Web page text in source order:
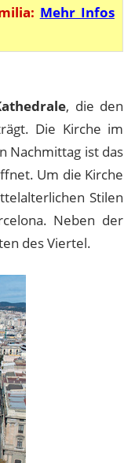
Mehr Infos
, die den
Die Kirche im
Nachmittag ist das
Um die Kirche
Stilen
Neben der
des Viertel.